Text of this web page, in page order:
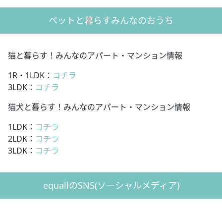
ペットと暮らすみんなのおうち
猫と暮らす！みんなのアパート・マンション情報
1R・1LDK： コチラ
3LDK： コチラ
猫犬と暮らす！みんなのアパート・マンション情報
1LDK： コチラ
2LDK： コチラ
3LDK： コチラ
equallのSNS(ソーシャルメディア)